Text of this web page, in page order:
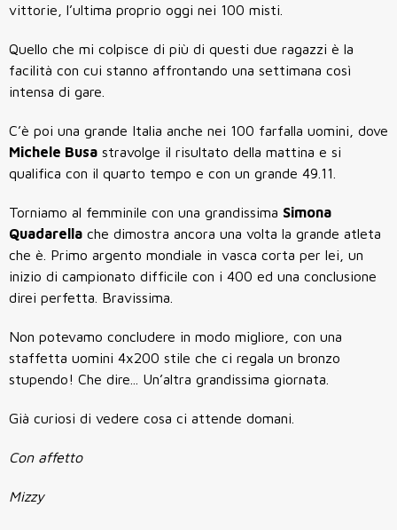
vittorie, l’ultima proprio oggi nei 100 misti.
Quello che mi colpisce di più di questi due ragazzi è la
facilità con cui stanno affrontando una settimana così
intensa di gare.
C’è poi una grande Italia anche nei 100 farfalla uomini, dove
Michele Busa stravolge il risultato della mattina e si
qualifica con il quarto tempo e con un grande 49.11.
Torniamo al femminile con una grandissima Simona
Quadarella che dimostra ancora una volta la grande atleta
che è. Primo argento mondiale in vasca corta per lei, un
inizio di campionato difficile con i 400 ed una conclusione
direi perfetta. Bravissima.
Non potevamo concludere in modo migliore, con una
staffetta uomini 4x200 stile che ci regala un bronzo
stupendo! Che dire... Un’altra grandissima giornata.
Già curiosi di vedere cosa ci attende domani.
Con affetto
Mizzy